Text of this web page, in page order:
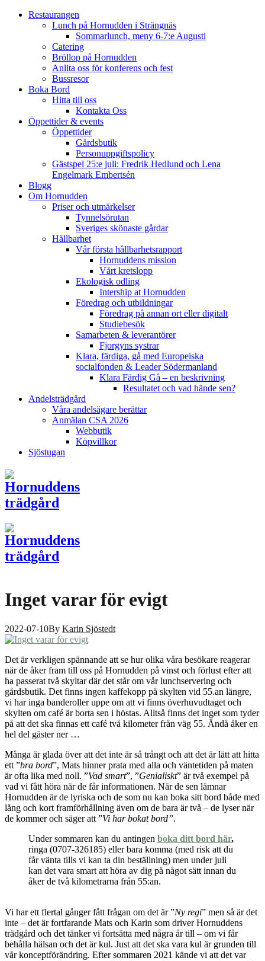
Restaurangen
Lunch på Hornudden i Strängnäs
Sommarlunch, meny 6-7:e Augusti
Catering
Bröllop på Hornudden
Anlita oss för konferens och fest
Bussresor
Boka Bord
Hitta till oss
Kontakta Oss
Öppettider & events
Öppettider
Gårdsbutik
Personuppgiftspolicy
Gästspel 25:e juli: Fredrik Hedlund och Lena
Engelmark Embertsén
Blogg
Om Hornudden
Priser och utmärkelser
Tynnelsörutan
Sveriges skönaste gårdar
Hållbarhet
Vår första hållbarhetsrapport
Hornuddens mission
Vårt kretslopp
Ekologisk odling
Intership at Hornudden
Föredrag och utbildningar
Föredrag på annan ort eller digitalt
Studiebesök
Samarbeten & leverantörer
Fjorgyns systrar
Klara, färdiga, gå med Europeiska
socialfonden & Leader Södermanland
Klara Färdig Gå – en beskrivning
Resultatet och vad hände sen?
Andelsträdgård
Våra andelsägare berättar
Anmälan CSA 2026
Webbutik
Köpvillkor
Sjöstugan
Inget varar för evigt
2022-07-10By Karin Sjöstedt
Det är verkligen spännande att se hur olika våra besökare reagerar
när de åker fram till oss på Hornudden på vinst och förlust efter att
ha passerat två skyltar där det står om vår lunchservering och
gårdsbutik. Det finns ingen kaffekopp på skylten vid 55.an längre,
vi har inga banderoller uppe om att vi finns överhuvudtaget och
skylten om café är borta sen i höstas. Alltså finns det inget som tyder
på att det ska finnas ett café två kilometer från väg 55. Ändå åker en
hel del gäster ner …
Många är glada över att det inte är så trångt och att det är lätt att hitta
ett ”bra bord”, Mats hinner prata med alla och väntetiden på maten
är ofta lika med noll. ”Vad smart”, ”Genialiskt” är två exempel på
vad vi fått höra när de får informationen. När de sen lämnar
Hornudden är de lyriska och de som nu kan boka sitt bord både med
lång och kort framförhållning även om de bara är två – de lyser när
de kommer och säger att ”Vi har bokat bord”.
Under sommaren kan du antingen boka ditt bord här,
ringa (0707-326185) eller bara komma (med risk att du
får vänta tills vi kan ta din beställning) men under juli
kan det vara smart att höra av dig på något sätt innan du
åker de två kilometrarna från 55:an.
Vi har ett flertal gånger fått frågan om det är ”Ny regi” men så är det
inte – det är fortfarande Mats och Karin som driver Hornuddens
trädgård och det tänker vi fortsätta med några år till – om vi får
behålla hälsan och det är kul. Just att det ska vara kul är grunden till
vår konceptförändring. Efter sommaren 2021 kände vi att det var